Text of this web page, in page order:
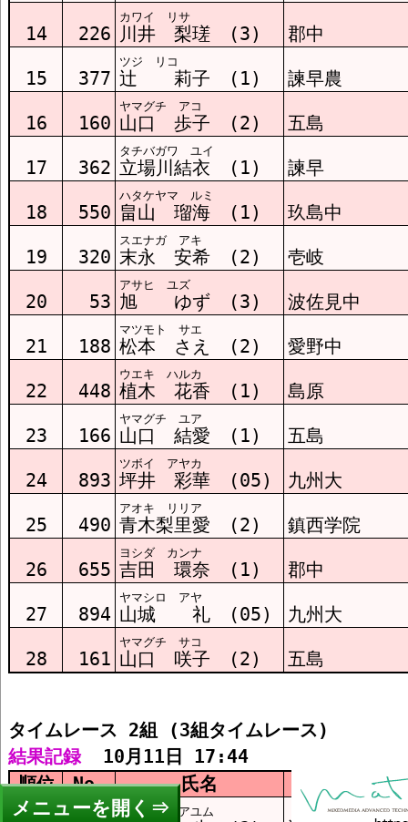
メニュー
14 226
カワイ リサ
川井 梨瑳 (3) 郡中
15 377
ツジ リコ
辻 莉子 (1) 諫早農
16 160
ヤマグチ アコ
山口 歩子 (2) 五島
17 362
タチバガワ ユイ
立場川結衣 (1) 諫早
18 550
ハタケヤマ ルミ
畠山 瑠海 (1) 玖島中
19 320
スエナガ アキ
末永 安希 (2) 壱岐
20 53
アサヒ ユズ
旭 ゆず (3) 波佐見中
21 188
マツモト サエ
松本 さえ (2) 愛野中
22 448
ウエキ ハルカ
植木 花香 (1) 島原
23 166
ヤマグチ ユア
山口 結愛 (1) 五島
24 893
ツボイ アヤカ
坪井 彩華 (05) 九州大
25 490
アオキ リリア
青木梨里愛 (2) 鎮西学院
26 655
ヨシダ カンナ
吉田 環奈 (1) 郡中
27 894
ヤマシロ アヤ
山城 礼 (05) 九州大
28 161
ヤマグチ サコ
山口 咲子 (2) 五島
タイムレース 2組 (3組タイムレース)
結果記録
  10月11日 17:44
順位
No. 氏名
イワモト アユム